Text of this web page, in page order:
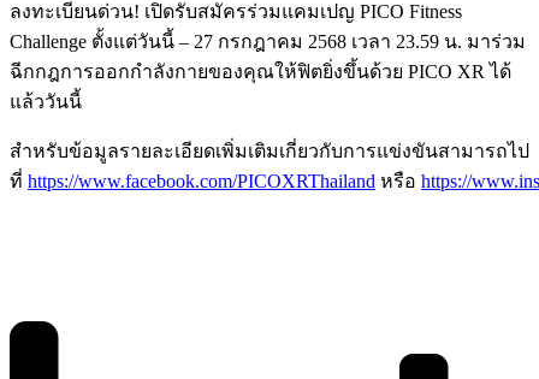
ลงทะเบียนด่วน! เปิดรับสมัครร่วมแคมเปญ PICO Fitness
Challenge ตั้งแต่วันนี้ – 27 กรกฎาคม 2568 เวลา 23.59 น. มาร่วม
ฉีกกฎการออกกำลังกายของคุณให้ฟิตยิ่งขึ้นด้วย PICO XR ได้
แล้ววันนี้
สำหรับข้อมูลรายละเอียดเพิ่มเติมเกี่ยวกับการแข่งขันสามารถไป
ที่ https://www.facebook.com/PICOXRThailand หรือ https://